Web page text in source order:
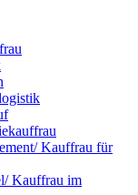
Kauffrau für
Kauffrau im